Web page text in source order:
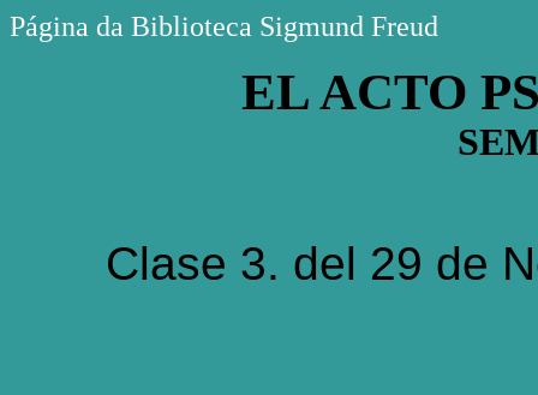
Página da Biblioteca Sigmund Freud
EL ACTO
Clase 3. del 29 de